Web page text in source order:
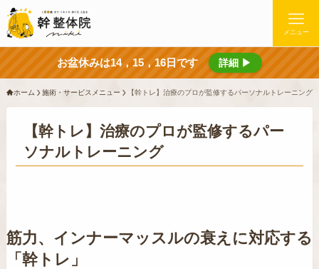
メニュー
お盆休みは14，15，16日です 詳細 ▶
ホーム 施術・サービスメニュー 【幹トレ】治療のプロが監修するパーソナルトレーニング
【幹トレ】治療のプロが監修するパー
ソナルトレーニング
筋力、インナーマッスルの衰えに対応する
「幹トレ」